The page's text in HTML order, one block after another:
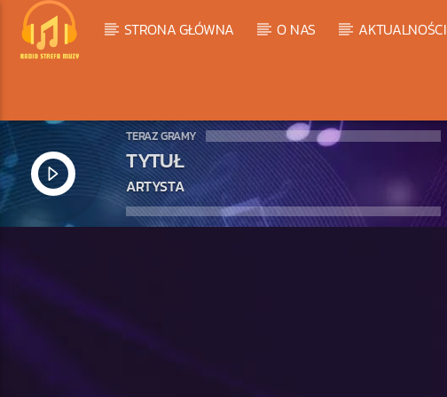
STRONA GŁÓWNA O NAS AKTUALNOŚCI
TERAZ GRAMY
TYTUŁ
ARTYSTA